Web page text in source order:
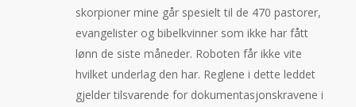
skorpioner mine går spesielt til de 470 pastorer,
evangelister og bibelkvinner som ikke har fått
lønn de siste måneder. Roboten får ikke vite
hvilket underlag den har. Reglene i dette leddet
gjelder tilsvarende for dokumentasjonskravene i